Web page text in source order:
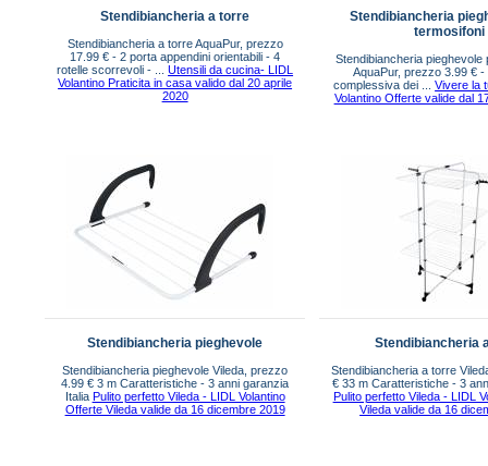
Stendibiancheria a torre
Stendibiancheria a torre AquaPur, prezzo
17.99 € - 2 porta appendini orientabili - 4
rotelle scorrevoli - ...Utensili da cucina- LIDL
Volantino Praticita in casa valido dal 20 aprile
2020
Stendibiancheria
termosifoni
Stendibiancheria pieghevole
AquaPur, prezzo 3.99 €
complessiva dei ...Vivere la
Volantino Offerte valide dal
Stendibiancheria pieghevole
Stendibiancheria pieghevole Vileda, prezzo
4.99 € 3 m Caratteristiche - 3 anni garanzia
Italia Pulito perfetto Vileda - LIDL Volantino
Offerte Vileda valide da 16 dicembre 2019
Stendibiancheria
Stendibiancheria a torre
€ 33 m Caratteristiche - 3
Pulito perfetto Vileda - LIDL
Vileda valide da 16